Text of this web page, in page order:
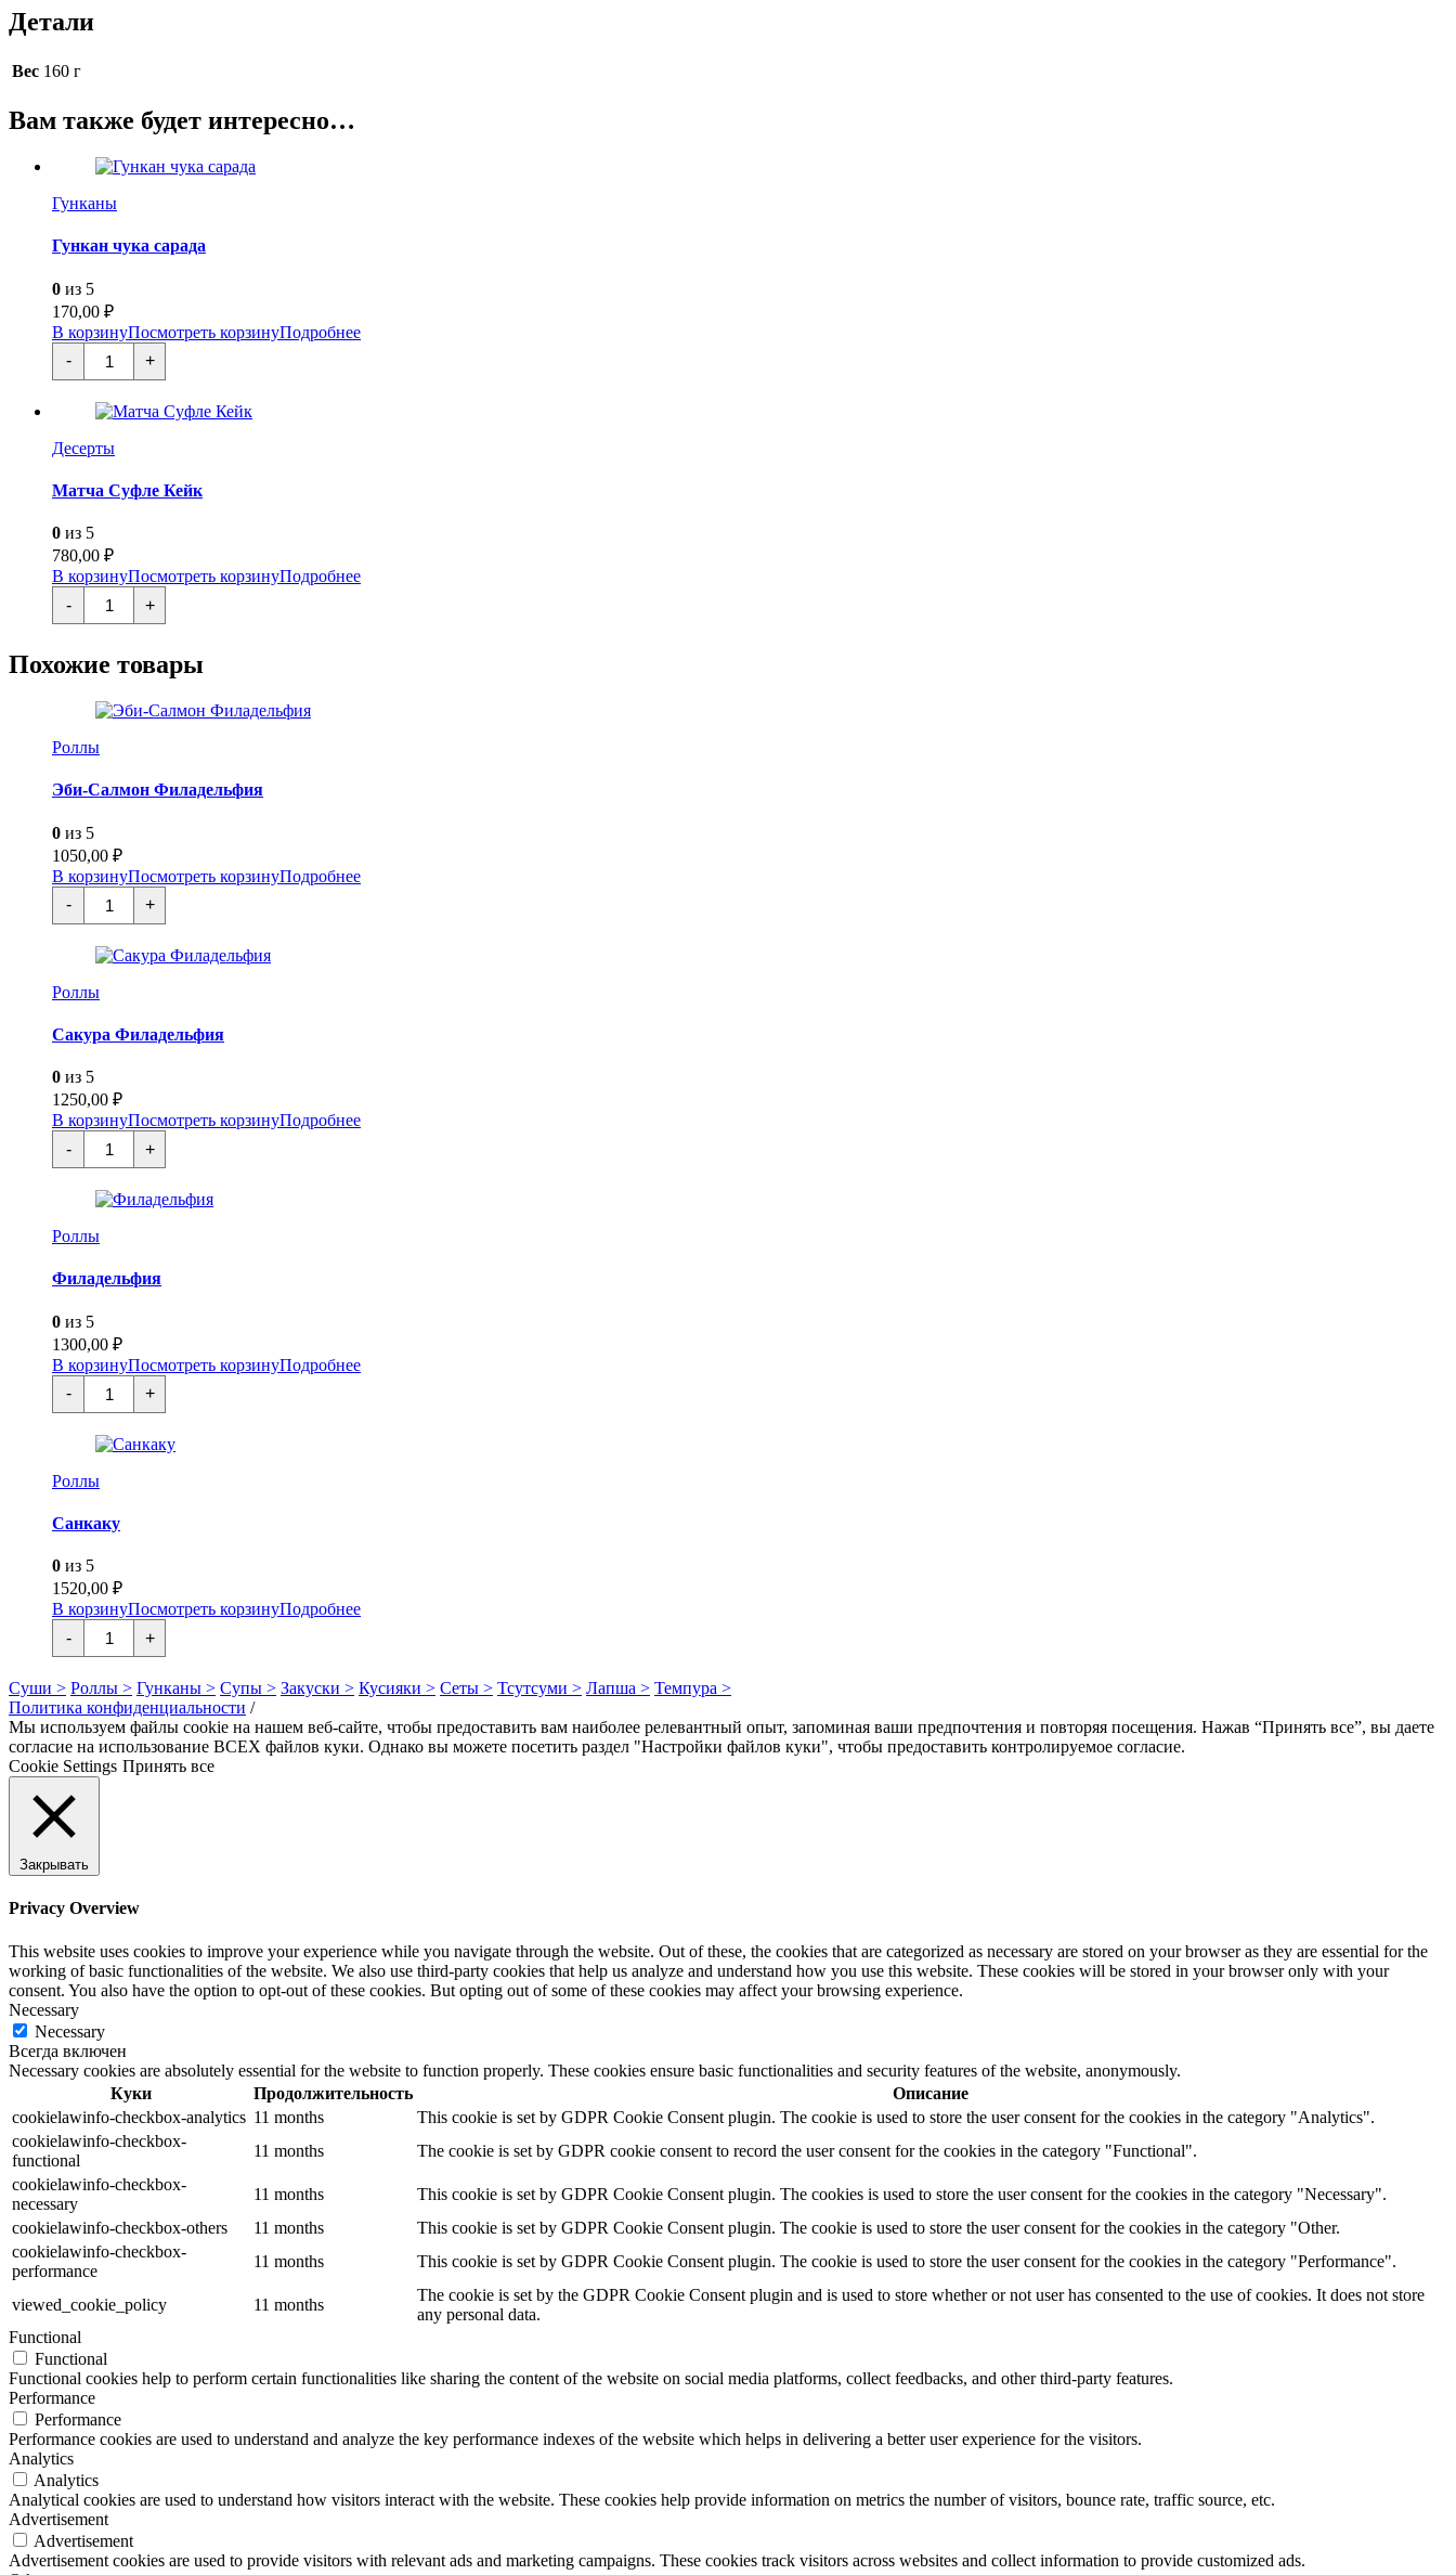
Детали
Вес 160 г
Вам также будет интересно…
Гунканы
Гункан чука сарада
0 из 5
170,00 ₽
В корзинуПосмотреть корзинуПодробнее
-
Количество
товара
Гункан
чука
сарада
+
Десерты
Матча Суфле Кейк
0 из 5
780,00 ₽
В корзинуПосмотреть корзинуПодробнее
-
Количество
товара
Матча
Кейк
+
Похожие товары
Роллы
Эби-Салмон Филадельфия
0 из 5
1050,00 ₽
В корзинуПосмотреть корзинуПодробнее
-
Количество
товара
Эби-
Салмон
Филадельфия
+
Роллы
Сакура Филадельфия
0 из 5
1250,00 ₽
В корзинуПосмотреть корзинуПодробнее
-
Количество
товара
Сакура
Филадельфия
+
Роллы
Филадельфия
0 из 5
1300,00 ₽
В корзинуПосмотреть корзинуПодробнее
-
Количество
товара
Филадельфия
+
Роллы
Санкаку
0 из 5
1520,00 ₽
В корзинуПосмотреть корзинуПодробнее
-
Количество
товара
Санкаку
+
Суши > Роллы > Гунканы > Супы > Закуски > Кусияки > Сеты > Тсутсуми > Лапша > Темпура >
Политика конфиденциальности /
Мы используем файлы cookie на нашем веб-сайте, чтобы предоставить вам наиболее релевантный опыт, запоминая ваши предпочтения и повторяя посещения. Нажав “Принять все”, вы даете
согласие на использование ВСЕХ файлов куки. Однако вы можете посетить раздел "Настройки файлов куки", чтобы предоставить контролируемое согласие.
Cookie Settings Принять все
Закрывать
Privacy Overview
This website uses cookies to improve your experience while you navigate through the website. Out of these, the cookies that are categorized as necessary are stored on your browser as they are essential for the
working of basic functionalities of the website. We also use third-party cookies that help us analyze and understand how you use this website. These cookies will be stored in your browser only with your
consent. You also have the option to opt-out of these cookies. But opting out of some of these cookies may affect your browsing experience.
Necessary
Necessary
Всегда включен
Necessary cookies are absolutely essential for the website to function properly. These cookies ensure basic functionalities and security features of the website, anonymously.
Куки
Продолжительность
Описание
cookielawinfo-checkbox-analytics 11 months
This cookie is set by GDPR Cookie Consent plugin. The cookie is used to store the user consent for the cookies in the category "Analytics".
cookielawinfo-checkbox-
functional
11 months
The cookie is set by GDPR cookie consent to record the user consent for the cookies in the category "Functional".
cookielawinfo-checkbox-
necessary
11 months
This cookie is set by GDPR Cookie Consent plugin. The cookies is used to store the user consent for the cookies in the category "Necessary".
cookielawinfo-checkbox-others
11 months
This cookie is set by GDPR Cookie Consent plugin. The cookie is used to store the user consent for the cookies in the category "Other.
cookielawinfo-checkbox-
performance
11 months This cookie is set by GDPR Cookie Consent plugin. The cookie is used to store the user consent for the cookies in the category "Performance".
viewed_cookie_policy 11 months
The cookie is set by the GDPR Cookie Consent plugin and is used to store whether or not user has consented to the use of cookies. It does not store
any personal data.
Functional
Functional
Functional cookies help to perform certain functionalities like sharing the content of the website on social media platforms, collect feedbacks, and other third-party features.
Performance
Performance
Performance cookies are used to understand and analyze the key performance indexes of the website which helps in delivering a better user experience for the visitors.
Analytics
Analytics
Analytical cookies are used to understand how visitors interact with the website. These cookies help provide information on metrics the number of visitors, bounce rate, traffic source, etc.
Advertisement
Advertisement
Advertisement cookies are used to provide visitors with relevant ads and marketing campaigns. These cookies track visitors across websites and collect information to provide customized ads.